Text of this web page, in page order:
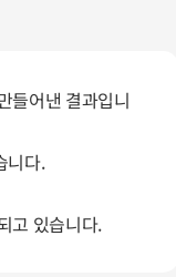
들어낸 결과입니
니다.
고 있습니다.